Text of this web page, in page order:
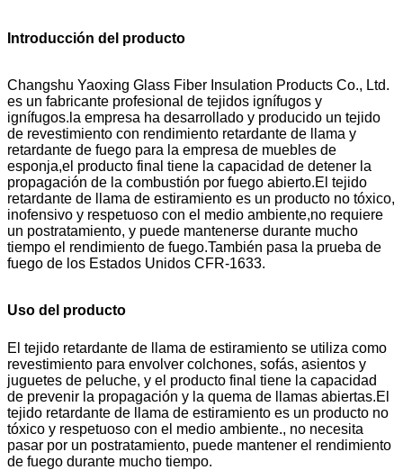
Introducción del producto
Changshu Yaoxing Glass Fiber Insulation Products Co., Ltd.
es un fabricante profesional de tejidos ignífugos y
ignífugos.la empresa ha desarrollado y producido un tejido
de revestimiento con rendimiento retardante de llama y
retardante de fuego para la empresa de muebles de
esponja,el producto final tiene la capacidad de detener la
propagación de la combustión por fuego abierto.El tejido
retardante de llama de estiramiento es un producto no tóxico,
inofensivo y respetuoso con el medio ambiente,no requiere
un postratamiento, y puede mantenerse durante mucho
tiempo el rendimiento de fuego.También pasa la prueba de
fuego de los Estados Unidos CFR-1633.
Uso del producto
El tejido retardante de llama de estiramiento se utiliza como
revestimiento para envolver colchones, sofás, asientos y
juguetes de peluche, y el producto final tiene la capacidad
de prevenir la propagación y la quema de llamas abiertas.El
tejido retardante de llama de estiramiento es un producto no
tóxico y respetuoso con el medio ambiente., no necesita
pasar por un postratamiento, puede mantener el rendimiento
de fuego durante mucho tiempo.